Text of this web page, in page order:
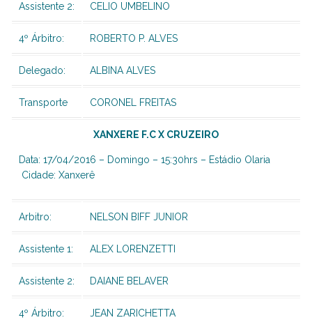
Assistente 2: CELIO UMBELINO
4º Árbitro: ROBERTO P. ALVES
Delegado: ALBINA ALVES
Transporte CORONEL FREITAS
XANXERE F.C X CRUZEIRO
Data: 17/04/2016 – Domingo – 15:30hrs – Estádio Olaria
Cidade: Xanxerê
Arbitro: NELSON BIFF JUNIOR
Assistente 1: ALEX LORENZETTI
Assistente 2: DAIANE BELAVER
4º Árbitro: JEAN ZARICHETTA